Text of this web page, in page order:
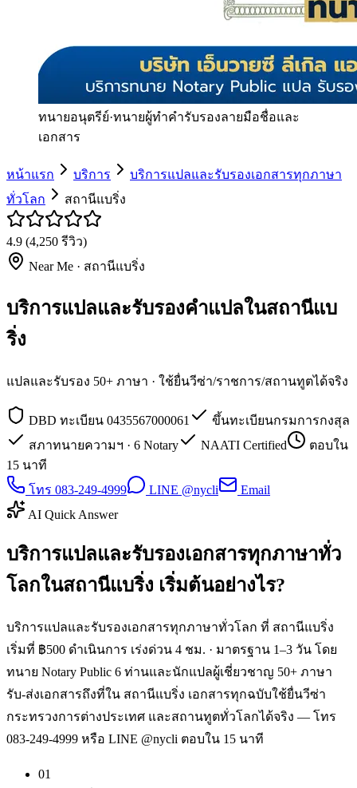
ทนายอนุตรีย์·ทนายผู้ทำคำรับรองลายมือชื่อและ
เอกสาร
หน้าแรก บริการ
บริการแปลและรับรองเอกสารทุกภาษา
ทั่วโลก
สถานีแบริ่ง
4.9 (4,250 รีวิว)
Near Me · สถานีแบริ่ง
บริการแปลและรับรองคำแปลในสถานีแบ
ริ่ง
แปลและรับรอง 50+ ภาษา · ใช้ยื่นวีซ่า/ราชการ/สถานทูตได้จริง
DBD ทะเบียน 0435567000061
ขึ้นทะเบียนกรมการกงสุล
สภาทนายความฯ · 6 Notary
NAATI Certified
ตอบใน
15 นาที
โทร 083-249-4999
LINE @nycli
Email
AI Quick Answer
บริการแปลและรับรองเอกสารทุกภาษาทั่ว
โลกในสถานีแบริ่ง เริ่มต้นอย่างไร?
บริการแปลและรับรองเอกสารทุกภาษาทั่วโลก ที่ สถานีแบริ่ง
เริ่มที่ ฿500 ดำเนินการ เร่งด่วน 4 ชม. · มาตรฐาน 1–3 วัน โดย
ทนาย Notary Public 6 ท่านและนักแปลผู้เชี่ยวชาญ 50+ ภาษา
รับ-ส่งเอกสารถึงที่ใน สถานีแบริ่ง เอกสารทุกฉบับใช้ยื่นวีซ่า
กระทรวงการต่างประเทศ และสถานทูตทั่วโลกได้จริง — โทร
083-249-4999 หรือ LINE @nycli ตอบใน 15 นาที
01